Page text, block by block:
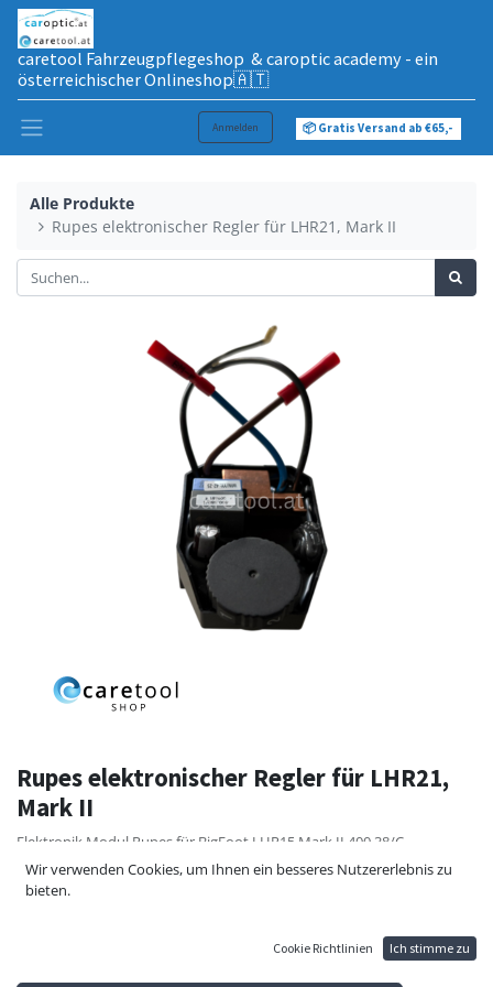
caretool Fahrzeugpflegeshop & caroptic academy - ein
österreichischer Onlineshop🇦🇹
Anmelden 📦 Gratis Versand ab €65,-
Alle Produkte
Rupes elektronischer Regler für LHR21, Mark II
Rupes elektronischer Regler für LHR21,
Mark II
Elektronik Modul Rupes für BigFoot LHR15 Mark II 400.38/C
102,00€
Wir verwenden Cookies, um Ihnen ein besseres Nutzererlebnis zu
bieten.
Cookie Richtlinien Ich stimme zu